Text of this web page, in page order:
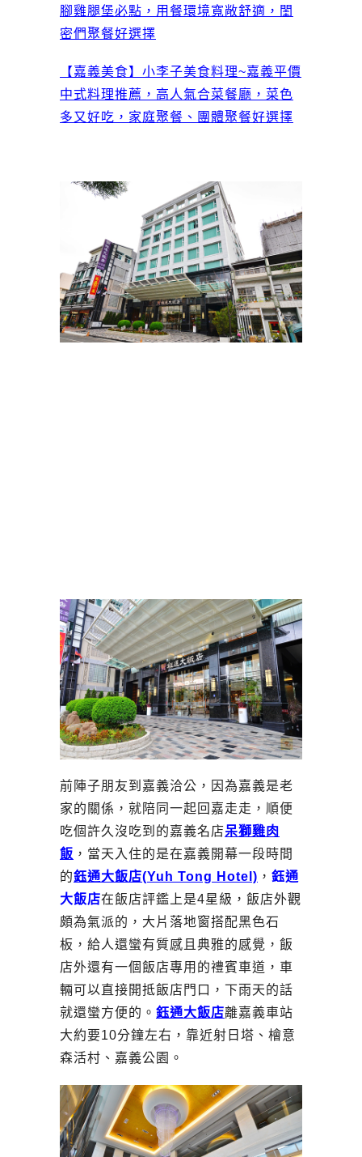
腳雞腿堡必點，用餐環境寬敞舒適，閨
密們聚餐好選擇
【嘉義美食】小李子美食料理~嘉義平價
中式料理推薦，高人氣合菜餐廳，菜色
多又好吃，家庭聚餐、團體聚餐好選擇
前陣子朋友到嘉義洽公，因為嘉義是老
家的關係，就陪同一起回嘉走走，順便
吃個許久沒吃到的嘉義名店呆獅雞肉
飯 ，當天入住的是在嘉義開幕一段時間
的鈺通大飯店(Yuh Tong Hotel) ， 鈺通
大飯店在飯店評鑑上是4星級，飯店外觀
頗為氣派的，大片落地窗搭配黑色石
板，給人還蠻有質感且典雅的感覺，飯
店外還有一個飯店專用的禮賓車道，車
輛可以直接開抵飯店門口，下雨天的話
就還蠻方便的。 鈺通大飯店離嘉義車站
大約要10分鐘左右，靠近射日塔、檜意
森活村、嘉義公園。